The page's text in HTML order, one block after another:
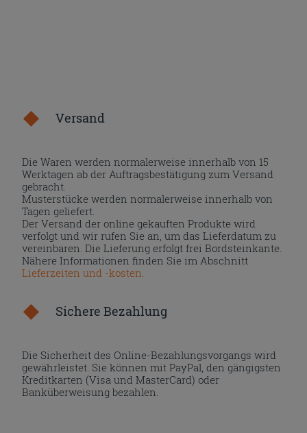
Versand
Die Waren werden normalerweise innerhalb von 15
Werktagen ab der Auftragsbestätigung zum Versand
gebracht.
Musterstücke werden normalerweise innerhalb von
Tagen geliefert.
Der Versand der online gekauften Produkte wird
verfolgt und wir rufen Sie an, um das Lieferdatum zu
vereinbaren. Die Lieferung erfolgt frei Bordsteinkante.
Nähere Informationen finden Sie im Abschnitt
Lieferzeiten und -kosten.
Sichere Bezahlung
Die Sicherheit des Online-Bezahlungsvorgangs wird
gewährleistet. Sie können mit PayPal, den gängigsten
Kreditkarten (Visa und MasterCard) oder
Banküberweisung bezahlen.